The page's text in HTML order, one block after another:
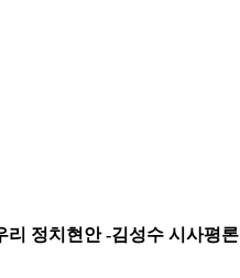
리 정치현안 -김성수 시사평론